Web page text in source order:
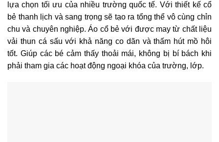
lựa chọn tối ưu của nhiều trường quốc tế. Với thiết kế cổ
bẻ thanh lịch và sang trọng sẽ tạo ra tổng thể vô cùng chỉn
chu và chuyên nghiệp. Áo cổ bẻ với được may từ chất liệu
vải thun cá sấu với khả năng co dãn và thấm hút mồ hôi
tốt. Giúp các bé cảm thấy thoải mái, không bị bí bách khi
phải tham gia các hoạt động ngoại khóa của trường, lớp.